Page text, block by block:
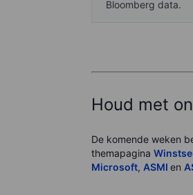
Bloomberg data.
Houd met
De komende weken
themapagina
Microsoft, ASMI en